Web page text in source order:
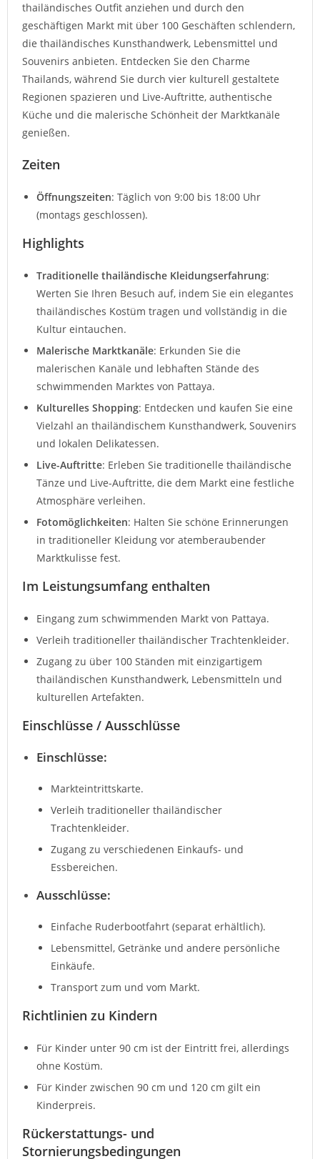
thailändisches Outfit anziehen und durch den
geschäftigen Markt mit über 100 Geschäften schlendern,
die thailändisches Kunsthandwerk, Lebensmittel und
Souvenirs anbieten. Entdecken Sie den Charme
Thailands, während Sie durch vier kulturell gestaltete
Regionen spazieren und Live-Auftritte, authentische
Küche und die malerische Schönheit der Marktkanäle
genießen.
Zeiten
Öffnungszeiten: Täglich von 9:00 bis 18:00 Uhr
(montags geschlossen).
Highlights
Traditionelle thailändische Kleidungserfahrung:
Werten Sie Ihren Besuch auf, indem Sie ein elegantes
thailändisches Kostüm tragen und vollständig in die
Kultur eintauchen.
Malerische Marktkanäle: Erkunden Sie die
malerischen Kanäle und lebhaften Stände des
schwimmenden Marktes von Pattaya.
Kulturelles Shopping: Entdecken und kaufen Sie eine
Vielzahl an thailändischem Kunsthandwerk, Souvenirs
und lokalen Delikatessen.
Live-Auftritte: Erleben Sie traditionelle thailändische
Tänze und Live-Auftritte, die dem Markt eine festliche
Atmosphäre verleihen.
Fotomöglichkeiten: Halten Sie schöne Erinnerungen
in traditioneller Kleidung vor atemberaubender
Marktkulisse fest.
Im Leistungsumfang enthalten
Eingang zum schwimmenden Markt von Pattaya.
Verleih traditioneller thailändischer Trachtenkleider.
Zugang zu über 100 Ständen mit einzigartigem
thailändischen Kunsthandwerk, Lebensmitteln und
kulturellen Artefakten.
Einschlüsse / Ausschlüsse
Einschlüsse:
Markteintrittskarte.
Verleih traditioneller thailändischer
Trachtenkleider.
Zugang zu verschiedenen Einkaufs- und
Essbereichen.
Ausschlüsse:
Einfache Ruderbootfahrt (separat erhältlich).
Lebensmittel, Getränke und andere persönliche
Einkäufe.
Transport zum und vom Markt.
Richtlinien zu Kindern
Für Kinder unter 90 cm ist der Eintritt frei, allerdings
ohne Kostüm.
Für Kinder zwischen 90 cm und 120 cm gilt ein
Kinderpreis.
Rückerstattungs- und
Stornierungsbedingungen